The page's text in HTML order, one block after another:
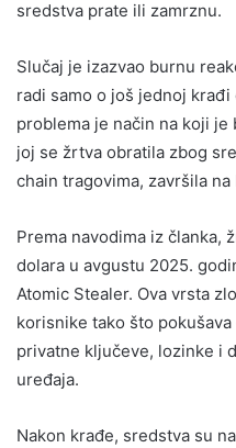
sredstva prate ili zamrznu.
Slučaj je izazvao burnu
radi samo o još jednoj
problema je način na koji je
joj se žrtva obratila zbog
chain tragovima, završila
Prema navodima iz članka,
dolara u avgustu 2025.
Atomic Stealer. Ova vrsta
korisnike tako što
privatne ključeve, lozinke i
uređaja.
Nakon krađe, sredstva su